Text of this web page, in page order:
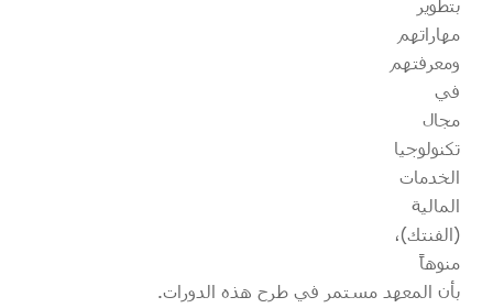
بتطوير
مهاراتهم
ومعرفتهم
في
مجال
تكنولوجيا
الخدمات
المالية
(الفنتك)،
منوهاً
بأن المعهد مستمر في طرح هذه الدورات.